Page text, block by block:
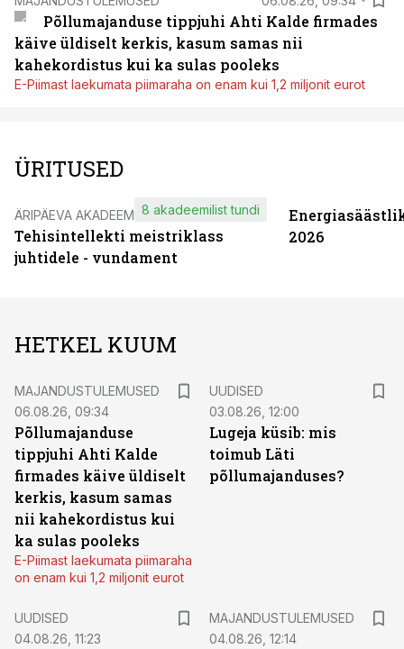
Põllumajanduse tippjuhi Ahti Kalde firmades
käive üldiselt kerkis, kasum samas nii
kahekordistus kui ka sulas pooleks
E-Piimast laekumata piimaraha on enam kui 1,2 miljonit eurot
ÜRITUSED
ÄRIPÄEVA AKADEEMIA
Tehisintellekti meistriklass
juhtidele - vundament
8 akadeemilist tundi
2026
HETKEL KUUM
MAJANDUSTULEMUSED
06.08.26, 09:34
Põllumajanduse
tippjuhi Ahti Kalde
firmades käive üldiselt
kerkis, kasum samas
nii kahekordistus kui
ka sulas pooleks
E-Piimast laekumata piimaraha
on enam kui 1,2 miljonit eurot
UUDISED
03.08.26, 12:00
Lugeja küsib: mis
toimub Läti
põllumajanduses?
UUDISED
04.08.26, 11:23
MAJANDUSTULEMUSED
04.08.26, 12:14